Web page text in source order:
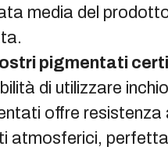
media del
pigmentati
di utilizzare
offre resistenza
atmosferici,